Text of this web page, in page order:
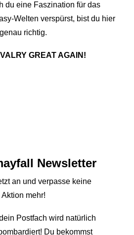
du eine Faszination für das
Welten verspürst, bist du hier
genau richtig.
GREAT AGAIN!
Newsletter
an und verpasse keine
Aktion mehr!
Postfach wird natürlich
Du bekommst